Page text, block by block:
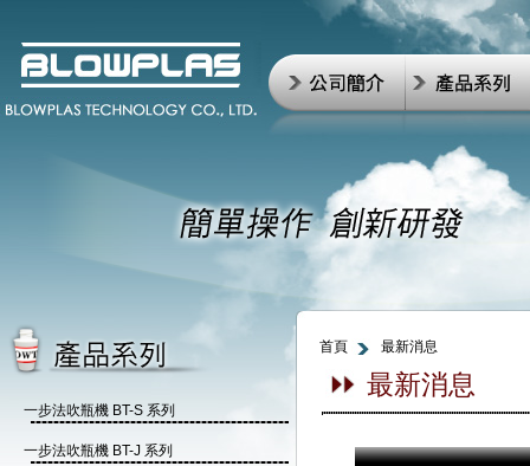
一步法吹瓶機 BT-S 系列
一步法吹瓶機 BT-J 系列
首頁 最新消息
最新消息